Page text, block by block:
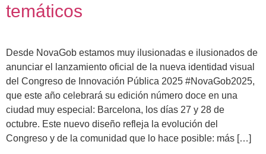
temáticos
Desde NovaGob estamos muy ilusionadas e ilusionados de
anunciar el lanzamiento oficial de la nueva identidad visual
del Congreso de Innovación Pública 2025 #NovaGob2025,
que este año celebrará su edición número doce en una
ciudad muy especial: Barcelona, los días 27 y 28 de
octubre. Este nuevo diseño refleja la evolución del
Congreso y de la comunidad que lo hace posible: más […]